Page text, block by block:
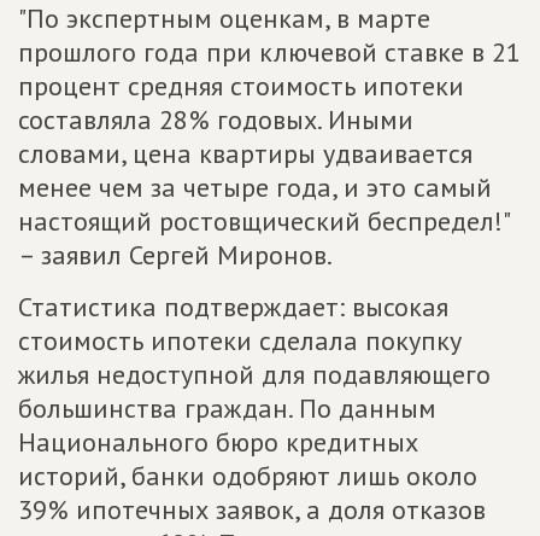
"По экспертным оценкам, в марте
прошлого года при ключевой ставке в 21
процент средняя стоимость ипотеки
составляла 28% годовых. Иными
словами, цена квартиры удваивается
менее чем за четыре года, и это самый
настоящий ростовщический беспредел!"
– заявил Сергей Миронов.
Статистика подтверждает: высокая
стоимость ипотеки сделала покупку
жилья недоступной для подавляющего
большинства граждан. По данным
Национального бюро кредитных
историй, банки одобряют лишь около
39% ипотечных заявок, а доля отказов